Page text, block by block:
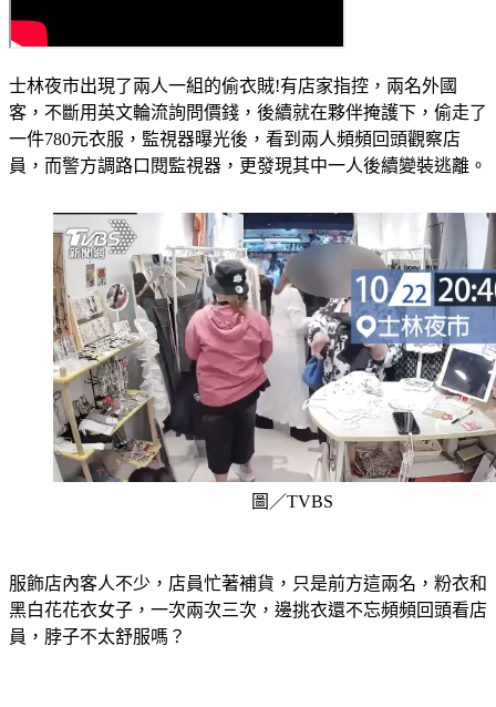
士林夜市出現了兩人一組的偷衣賊!有店家指控，兩名外國
客，不斷用英文輪流詢問價錢，後續就在夥伴掩護下，偷走了
一件780元衣服，監視器曝光後，看到兩人頻頻回頭觀察店
服飾店內客人不少，店員忙著補貨，只是前方這兩名，粉衣和
黑白花花衣女子，一次兩次三次，邊挑衣還不忘頻頻回頭看店